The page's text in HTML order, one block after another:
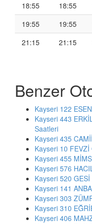
18:55
18:55
19:55
19:55
21:15
21:15
Benzer
Kayseri 122
Kayseri 443
Saatleri
Kayseri 435
Kayseri 10
Kayseri 455
Kayseri 576
Kayseri 520
Kayseri 141
Kayseri 303
Kayseri 310
Kayseri 406